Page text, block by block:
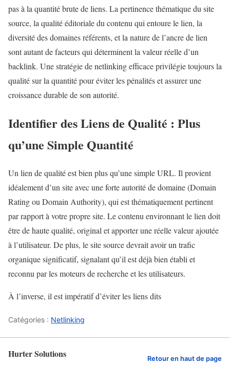
pas à la quantité brute de liens. La pertinence thématique du site
source, la qualité éditoriale du contenu qui entoure le lien, la
diversité des domaines référents, et la nature de l’ancre de lien
sont autant de facteurs qui déterminent la valeur réelle d’un
backlink. Une stratégie de netlinking efficace privilégie toujours la
qualité sur la quantité pour éviter les pénalités et assurer une
croissance durable de son autorité.
Identifier des Liens de Qualité : Plus
qu’une Simple Quantité
Un lien de qualité est bien plus qu’une simple URL. Il provient
idéalement d’un site avec une forte autorité de domaine (Domain
Rating ou Domain Authority), qui est thématiquement pertinent
par rapport à votre propre site. Le contenu environnant le lien doit
être de haute qualité, original et apporter une réelle valeur ajoutée
à l’utilisateur. De plus, le site source devrait avoir un trafic
organique significatif, signalant qu’il est déjà bien établi et
reconnu par les moteurs de recherche et les utilisateurs.
À l’inverse, il est impératif d’éviter les liens dits
Catégories : Netlinking
Hurter Solutions Retour en haut de page